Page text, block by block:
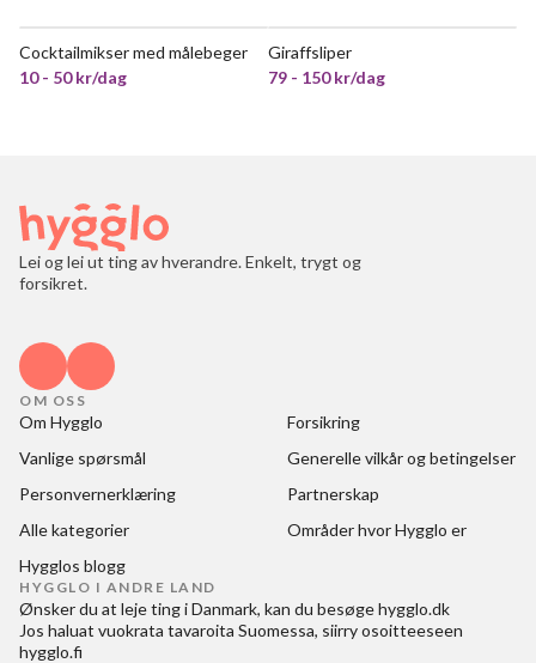
Cocktailmikser med målebeger
10 - 50 kr/dag
Giraffsliper
79 - 150 kr/dag
Lei og lei ut ting av hverandre. Enkelt, trygt og
forsikret.
OM OSS
Om Hygglo
Forsikring
Vanlige spørsmål
Generelle vilkår og betingelser
Personvernerklæring
Partnerskap
Alle kategorier
Områder hvor Hygglo er
Hygglos blogg
HYGGLO I ANDRE LAND
Ønsker du at leje ting i Danmark, kan du besøgehygglo.dk
Jos haluat vuokrata tavaroita Suomessa, siirry osoitteeseen
hygglo.fi